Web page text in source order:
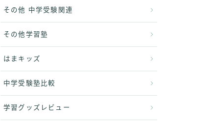
その他 中学受験関連
その他学習塾
はまキッズ
中学受験塾比較
学習グッズレビュー